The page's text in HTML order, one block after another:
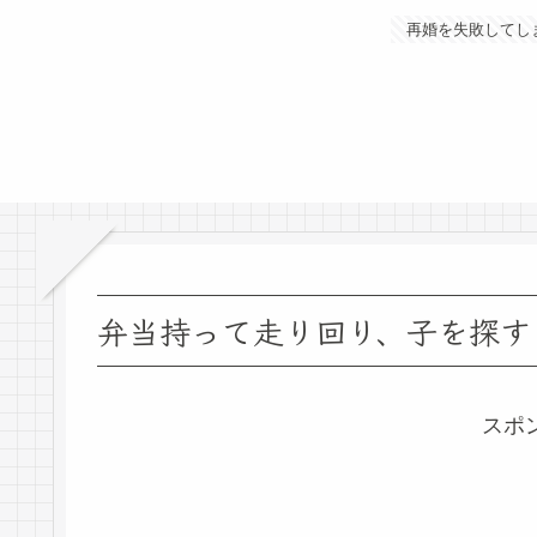
再婚を失敗してし
弁当持って走り回り、子を探
スポ